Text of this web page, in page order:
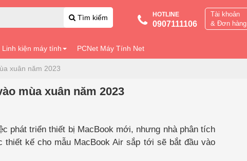
Tìm kiếm HOTLINE
0907111106
Tài khoản
& Đơn hàng
Linh kiện máy tính PCNet Máy Tính Net
xuân năm 2023
mùa xuân năm 2023
phát triển thiết bị MacBook mới, nhưng nhà phân tích
kế cho mẫu MacBook Air sắp tới sẽ bắt đầu vào